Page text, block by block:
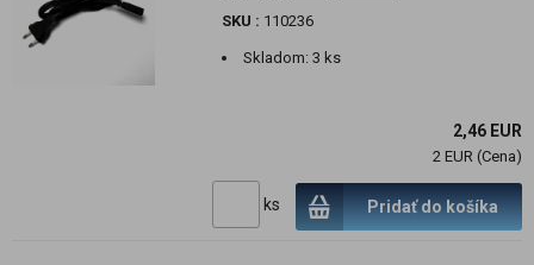
SKU : 110236
Skladom:3 ks
2,46 EUR
2 EUR (Cena)
ks Pridať do košíka